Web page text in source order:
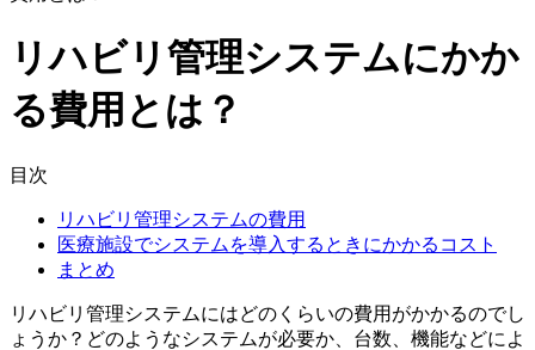
リハビリ管理システムにかか
る費用とは？
目次
リハビリ管理システムの費用
医療施設でシステムを導入するときにかかるコスト
まとめ
リハビリ管理システムにはどのくらいの費用がかかるのでし
ょうか？どのようなシステムが必要か、台数、機能などによ